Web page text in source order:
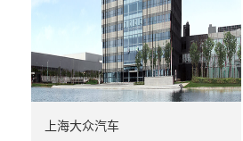
上海大众汽车